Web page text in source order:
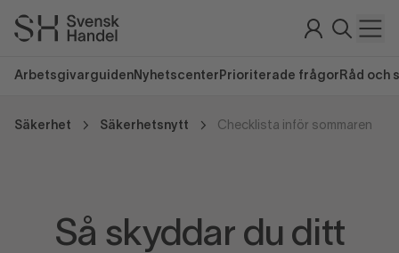
Arbetsgivarguiden Nyhetscenter Prioriterade frågor Råd och
Säkerhet Säkerhetsnytt Checklista inför sommaren
Så skyddar du ditt